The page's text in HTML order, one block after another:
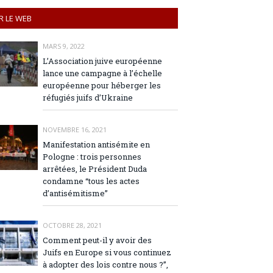
LE WEB
MARS 9, 2022
L’Association juive européenne
lance une campagne à l’échelle
européenne pour héberger les
réfugiés juifs d’Ukraine
NOVEMBRE 16, 2021
Manifestation antisémite en
Pologne : trois personnes
arrêtées, le Président Duda
condamne “tous les actes
d’antisémitisme”
OCTOBRE 28, 2021
Comment peut-il y avoir des
Juifs en Europe si vous continuez
à adopter des lois contre nous ?”,